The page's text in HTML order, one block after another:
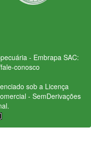
- Embrapa SAC:
conosco
sob a Licença
- SemDerivações